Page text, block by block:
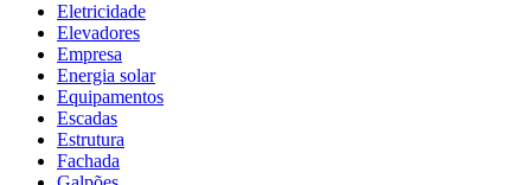
Eletricidade
Elevadores
Empresa
Energia solar
Equipamentos
Escadas
Estrutura
Fachada